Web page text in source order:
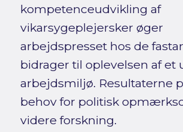
kompetenceudvikling af
vikarsygeplejersker øger
arbejdspresset hos de
bidrager til oplevelsen af et
arbejdsmiljø. Resultaterne
behov for politisk
videre forskning.